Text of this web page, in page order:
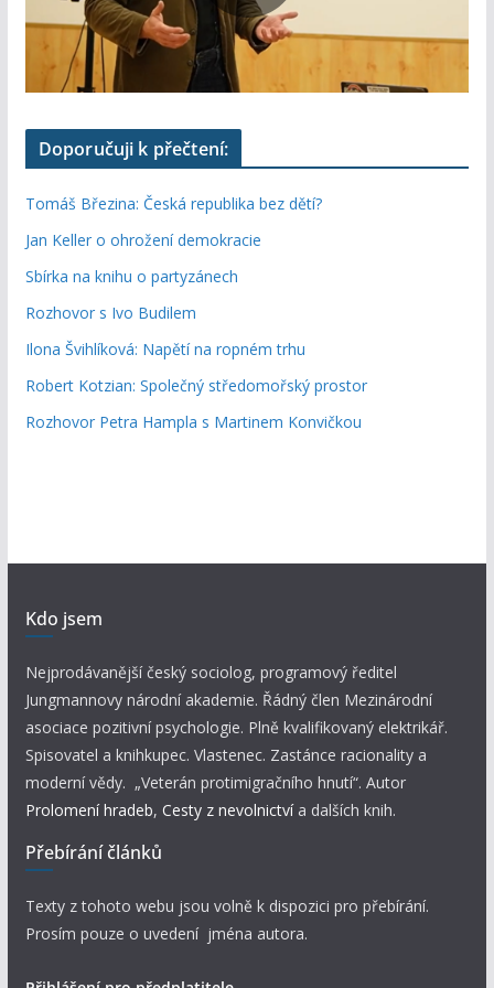
Doporučuji k přečtení:
Tomáš Březina: Česká republika bez dětí?
Jan Keller o ohrožení demokracie
Sbírka na knihu o partyzánech
Rozhovor s Ivo Budilem
Ilona Švihlíková: Napětí na ropném trhu
Robert Kotzian: Společný středomořský prostor
Rozhovor Petra Hampla s Martinem Konvičkou
Kdo jsem
Nejprodávanější český sociolog, programový ředitel
Jungmannovy národní akademie. Řádný člen Mezinárodní
asociace pozitivní psychologie. Plně kvalifikovaný elektrikář.
Spisovatel a knihkupec. Vlastenec. Zastánce racionality a
moderní vědy. „Veterán protimigračního hnutí“. Autor
Prolomení hradeb, Cesty z nevolnictví a dalších knih.
Přebírání článků
Texty z tohoto webu jsou volně k dispozici pro přebírání.
Prosím pouze o uvedení jména autora.